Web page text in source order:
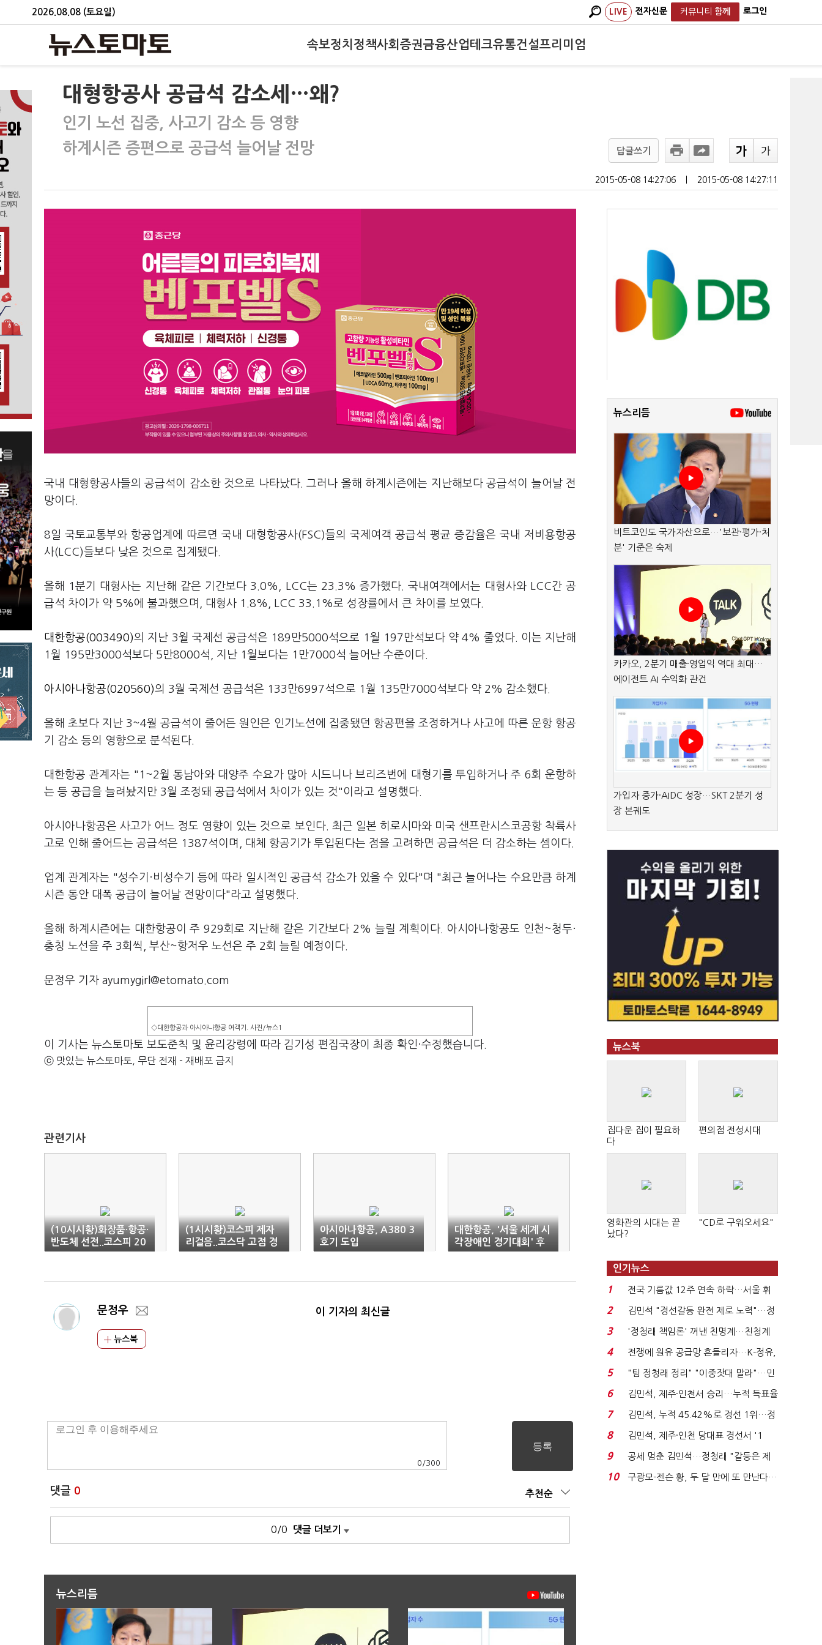
2026.08.08 (토요일) LIVE 전자신문 커뮤니티 함께 로그인
속보정치 정책사회 증권금융산업테크유통건설프리미엄
대형항공사 공급석 감소세…왜?
인기 노선 집중, 사고기 감소 등 영향
하계시즌 증편으로 공급석 늘어날 전망
답글쓰기
2015-05-08 14:27:06 2015-05-08 14:27:11
국내 대형항공사들의 공급석이 감소한 것으로 나타났다. 그러나 올해 하계시즌에는 지난해보다 공급석이 늘어날 전
망이다.
8일 국토교통부와 항공업계에 따르면 국내 대형항공사(FSC)들의 국제여객 공급석 평균 증감율은 국내 저비용항공
사(LCC)들보다 낮은 것으로 집계됐다.
올해 1분기 대형사는 지난해 같은 기간보다 3.0%, LCC는 23.3% 증가했다. 국내여객에서는 대형사와 LCC간 공
급석 차이가 약 5%에 불과했으며, 대형사 1.8%, LCC 33.1%로 성장률에서 큰 차이를 보였다.
대한항공(003490)의 지난 3월 국제선 공급석은 189만5000석으로 1월 197만석보다 약 4% 줄었다. 이는 지난해
1월 195만3000석보다 5만8000석, 지난 1월보다는 1만7000석 늘어난 수준이다.
아시아나항공(020560)의 3월 국제선 공급석은 133만6997석으로 1월 135만7000석보다 약 2% 감소했다.
올해 초보다 지난 3~4월 공급석이 줄어든 원인은 인기노선에 집중됐던 항공편을 조정하거나 사고에 따른 운항 항공
기 감소 등의 영향으로 분석된다.
대한항공 관계자는 "1~2월 동남아와 대양주 수요가 많아 시드니나 브리즈번에 대형기를 투입하거나 주 6회 운항하
는 등 공급을 늘려놨지만 3월 조정돼 공급석에서 차이가 있는 것"이라고 설명했다.
아시아나항공은 사고가 어느 정도 영향이 있는 것으로 보인다. 최근 일본 히로시마와 미국 샌프란시스코공항 착륙사
고로 인해 줄어드는 공급석은 1387석이며, 대체 항공기가 투입된다는 점을 고려하면 공급석은 더 감소하는 셈이다.
업계 관계자는 "성수기·비성수기 등에 따라 일시적인 공급석 감소가 있을 수 있다"며 "최근 늘어나는 수요만큼 하계
시즌 동안 대폭 공급이 늘어날 전망이다"라고 설명했다.
올해 하계시즌에는 대한항공이 주 929회로 지난해 같은 기간보다 2% 늘릴 계획이다. 아시아나항공도 인천~청두·
충칭 노선을 주 3회씩, 부산~항저우 노선은 주 2회 늘릴 예정이다.
문정우 기자 ayumygirl@etomato.com
◇대한항공과 아시아나항공 여객기. 사진/뉴스1
이 기사는 뉴스토마토 보도준칙 및 윤리강령에 따라 김기성 편집국장이 최종 확인·수정했습니다.
ⓒ 맛있는 뉴스토마토, 무단 전재 - 재배포 금지
관련기사
(10시시황)화장품·항공·
반도체 선전..코스피 20
90선
(1시시황)코스피 제자
리걸음..코스닥 고점 경
신
아시아나항공, A380 3
호기 도입
대한항공, '서울 세계 시
각장애인 경기대회' 후
원
문정우
뉴스북
이 기자의 최신글
0 /300
댓글 0 추천순
0/0 댓글 더보기
뉴스리듬
뉴스리듬
비트코인도 국가자산으로…'보관·평가·처
분' 기준은 숙제
카카오, 2분기 매출·영업익 역대 최대…
에이전트 AI 수익화 관건
가입자 증가·AIDC 성장…SKT 2분기 성
장 본궤도
뉴스북
집다운 집이 필요하
다
편의점 전성시대
영화관의 시대는 끝
났다?
"CD로 구워오세요"
인기뉴스
1
전국 기름값 12주 연속 하락…서울 휘
발윳값 1909원...
2
김민석 "경선갈등 완전 제로 노력"…정
청래 "반명 공세 사...
3
'정청래 책임론' 꺼낸 친명계…친청계
는 추가투표 때리기...
4
전쟁에 원유 공급망 흔들리자…K-정유,
에너지안보 핵심...
5
"팀 정청래 정리" "이중잣대 말라"…민
주 최고위원 계파 다...
6
김민석, 제주·인천서 승리…누적 득표율
'1위 탈환'(종합)...
7
김민석, 누적 45.42%로 경선 1위…정
청래와 격차 0.86%p(...
8
김민석, 제주·인천 당대표 경선서 '1
위'(1보)...
9
공세 멈춘 김민석…정청래 "갈등은 제
가 수습"
10
구광모-젠슨 황, 두 달 만에 또 만난다…